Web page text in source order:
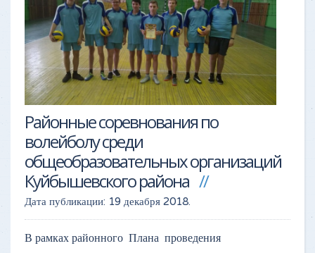
Районные соревнования по
волейболу среди
общеобразовательных организаций
Куйбышевского района
Дата публикации: 19 декабря 2018.
В рамках районного Плана проведения